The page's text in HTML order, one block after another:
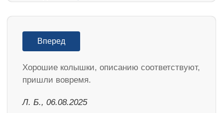
Вперед
Хорошие колышки, описанию соответствуют,
пришли вовремя.
Л. Б., 06.08.2025